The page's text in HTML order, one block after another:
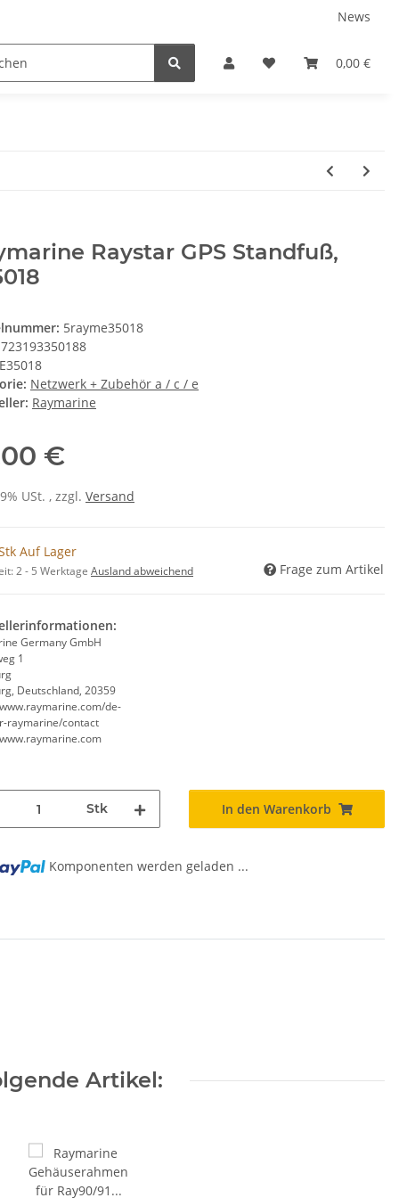
News
0,00 €
Raystar GPS Standfuß,
5rayme35018
723193350188
E35018
Netzwerk + Zubehör a / c / e
Raymarine
€
USt. , zzgl. Versand
Auf Lager
2 - 5 Werktage Ausland abweichend Frage zum Artikel
Germany GmbH
1
Deutschland, 20359
de-
raymarine/contact
Stk In den Warenkorb
Komponenten werden geladen ...
Artikel: